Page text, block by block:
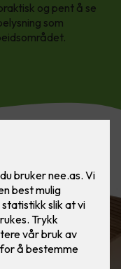
og pent å se
som
eller de
din